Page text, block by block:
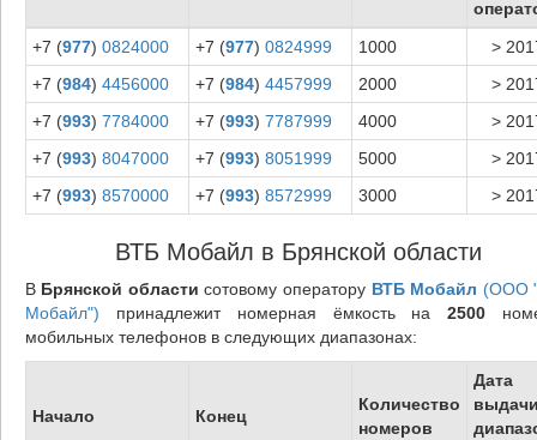
+7 (977) 0824000 +7 (977) 0824999 1000
>
+7 (984) 4456000 +7 (984) 4457999 2000
>
+7 (993) 7784000 +7 (993) 7787999 4000
>
+7 (993) 8047000 +7 (993) 8051999 5000
>
+7 (993) 8570000 +7 (993) 8572999 3000 >
ВТБ Мобайл в Брянской области
В Брянской области сотовому оператору ВТБ Мобайл (ООО
Мобайл") принадлежит номерная ёмкость на2500
мобильных телефонов в следующих диапазонах:
Начало Конец
Количество
номеров
Дата